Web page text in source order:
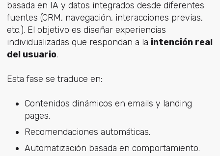
basada en IA y datos integrados desde diferentes
fuentes (CRM, navegación, interacciones previas,
etc.). El objetivo es diseñar experiencias
individualizadas que respondan a la intención real
del usuario.
Esta fase se traduce en:
Contenidos dinámicos en emails y landing
pages.
Recomendaciones automáticas.
Automatización basada en comportamiento.